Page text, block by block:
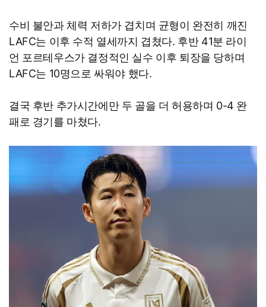
수비 불안과 체력 저하가 겹치며 균형이 완전히 깨진
LAFC는 이후 수적 열세까지 겹쳤다. 후반 41분 라이
언 포르테우스가 결정적인 실수 이후 퇴장을 당하며
LAFC는 10명으로 싸워야 했다.
결국 후반 추가시간에만 두 골을 더 허용하며 0-4 완
패로 경기를 마쳤다.